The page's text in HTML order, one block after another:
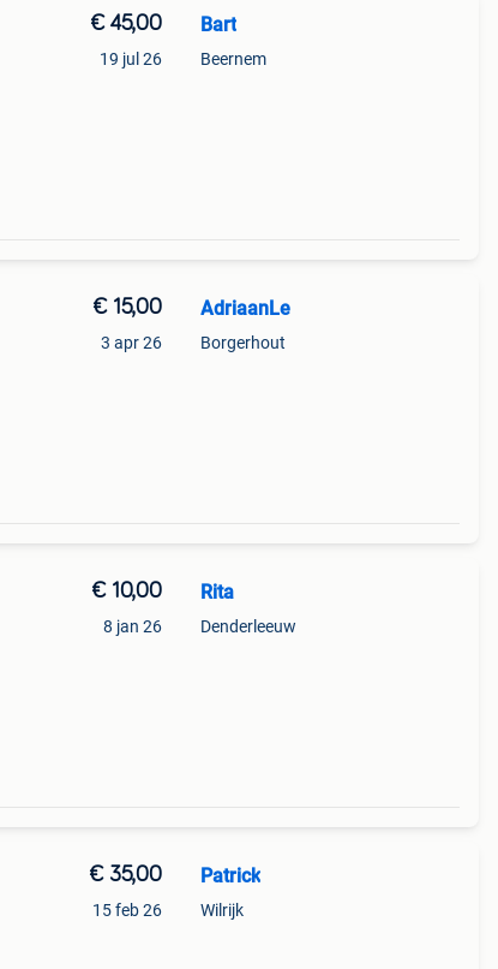
€ 45,00
19 jul 26
Bart
Beernem
€ 15,00
3 apr 26
AdriaanLe
Borgerhout
€ 10,00
8 jan 26
Rita
Denderleeuw
€ 35,00
15 feb 26
Patrick
Wilrijk